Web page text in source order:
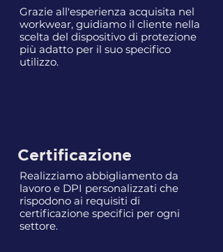
Grazie all'esperienza acquisita nel
workwear, guidiamo il cliente nella
scelta del dispositivo di protezione
più adatto per il suo specifico
utilizzo.
Certificazione
Realizziamo abbigliamento da
lavoro e DPI personalizzati che
rispodono ai requisiti di
certificazione specifici per ogni
settore.